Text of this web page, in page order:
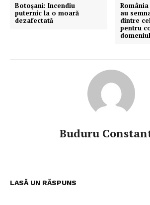
Botoşani: Incendiu
puternic la o moară
dezafectată
au
dintre
pentru
Buduru
LASĂ UN RĂSPUNS